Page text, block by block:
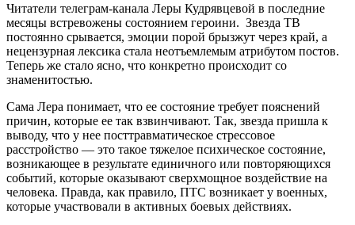
Читатели телеграм-канала Леры Кудрявцевой в последние
месяцы встревожены состоянием героини. Звезда ТВ
постоянно срывается, эмоции порой брызжут через край, а
нецензурная лексика стала неотъемлемым атрибутом постов.
Теперь же стало ясно, что конкретно происходит со
знаменитостью.
Сама Лера понимает, что ее состояние требует пояснений
причин, которые ее так взвинчивают. Так, звезда пришла к
выводу, что у нее посттравматическое стрессовое
расстройство — это такое тяжелое психическое состояние,
возникающее в результате единичного или повторяющихся
событий, которые оказывают сверхмощное воздействие на
человека. Правда, как правило, ПТС возникает у военных,
которые участвовали в активных боевых действиях.